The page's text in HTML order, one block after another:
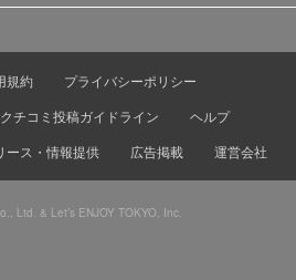
規約
プライバシーポリシー
クチコミ投稿ガイドライン
ヘルプ
ース・情報提供 広告掲載 運営会社
Ltd. & Let’s ENJOY TOKYO, Inc.